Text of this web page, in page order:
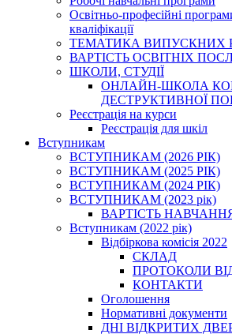
Освітньо-професійні
кваліфікації
ТЕМАТИКА ВИПУСКНИХ
ВАРТІСТЬ ОСВІТНІХ
ШКОЛИ, СТУДІЇ
ОНЛАЙН-ШКОЛА
ДЕСТРУКТИВНОЇ
Реєстрація на курси
Реєстрація для шкіл
Вступникам
ВСТУПНИКАМ (2026 РІК)
ВСТУПНИКАМ (2025 РІК)
ВСТУПНИКАМ (2024 РІК)
ВСТУПНИКАМ (2023 рік)
ВАРТІСТЬ
Вступникам (2022 рік)
Відбіркова комісія 2022
СКЛАД
ПРОТОКОЛИ
КОНТАКТИ
Оголошення
Нормативні документи
ДНІ ВІДКРИТИХ